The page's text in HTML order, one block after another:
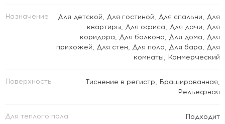
Назначение Для детской, Для гостиной, Для спальни, Для
квартиры, Для офиса, Для дачи, Для
коридора, Для балкона, Для дома, Для
прихожей, Для стен, Для пола, Для бара, Для
комнаты, Коммерческий
Поверхность Тиснение в регистр, Брашированная,
Рельефная
Для теплого пола Подходит